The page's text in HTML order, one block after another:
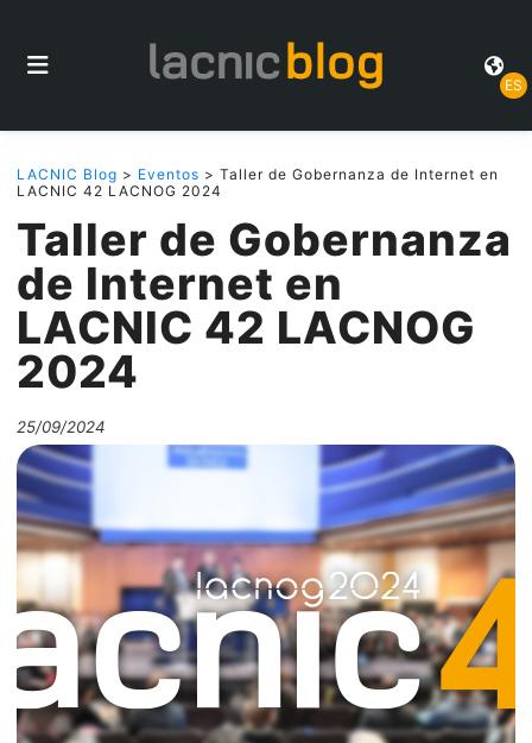
ES
LACNIC Blog > Eventos > Taller de Gobernanza de Internet en
LACNIC 42 LACNOG 2024
Taller de Gobernanza
de Internet en
LACNIC 42 LACNOG
2024
25/09/2024